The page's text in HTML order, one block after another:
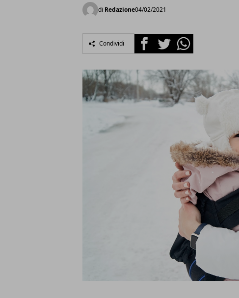
di Redazione04/02/2021
Condividi FacebookTwitterWhatsapp